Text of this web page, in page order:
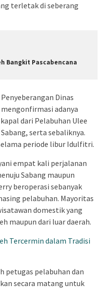
terletak di seberang
Bangkit Pascabencana
Dinas
adanya
dari Pelabuhan Ulee
serta sebaliknya.
periode libur Idulfitri.
empat kali perjalanan
Sabang maupun
beroperasi sebanyak
pelabuhan. Mayoritas
domestik yang
maupun dari luar daerah.
Tercermin dalam Tradisi
petugas pelabuhan dan
secara matang untuk